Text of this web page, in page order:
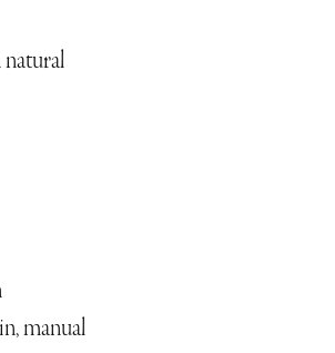
natural
manual